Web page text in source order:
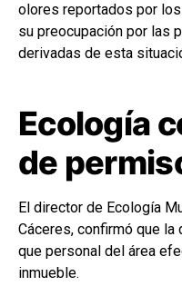
olores reportados por
su preocupación por las
derivadas de esta
Ecología
de
El director de Ecología
Cáceres, confirmó que
que personal del área
inmueble.